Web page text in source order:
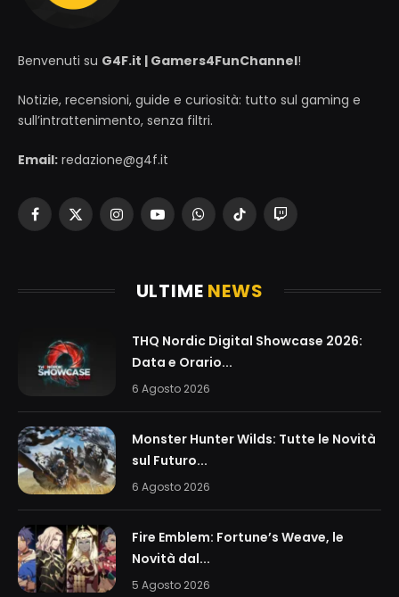
Benvenuti su G4F.it | Gamers4FunChannel!
Notizie, recensioni, guide e curiosità: tutto sul gaming e
sull’intrattenimento, senza filtri.
Email: redazione@g4f.it
Facebook
X
InstagramYouTubeWhatsAppTikTokTwitch
ULTIME NEWS
THQ Nordic Digital Showcase 2026:
Data e Orario...
6 Agosto 2026
Monster Hunter Wilds: Tutte le Novità
sul Futuro...
6 Agosto 2026
Fire Emblem: Fortune’s Weave, le
Novità dal...
5 Agosto 2026